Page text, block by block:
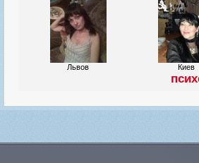
Львов Киев